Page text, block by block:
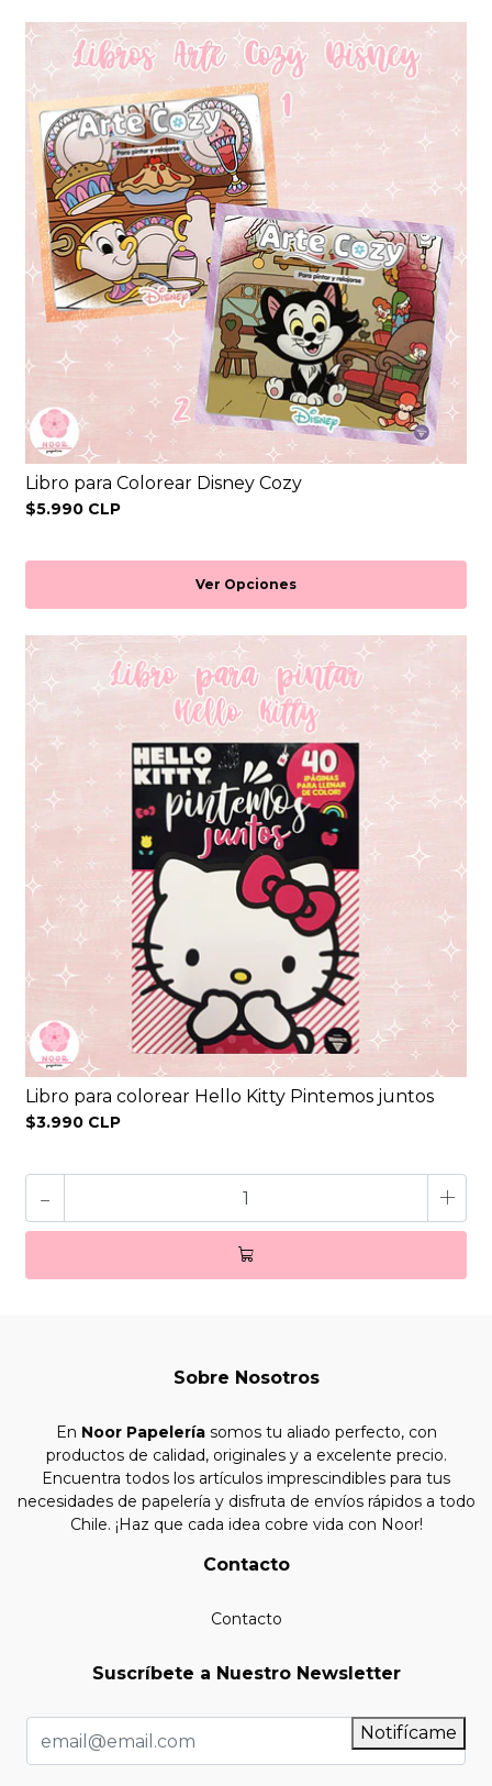
Libro para Colorear Disney Cozy
$5.990 CLP
Ver Opciones
Libro para colorear Hello Kitty Pintemos juntos
$3.990 CLP
- +
Sobre Nosotros
En Noor Papeleríasomos tu aliado perfecto, con
productos de calidad, originales y a excelente precio.
Encuentra todos los artículos imprescindibles para tus
necesidades de papelería y disfruta de envíos rápidos a todo
Chile. ¡Haz que cada idea cobre vida con Noor!
Contacto
Contacto
Suscríbete a Nuestro Newsletter
Notifícame